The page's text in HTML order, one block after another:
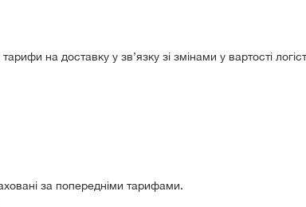
на доставку у зв’язку зі змінами у вартості
за попередніми тарифами.